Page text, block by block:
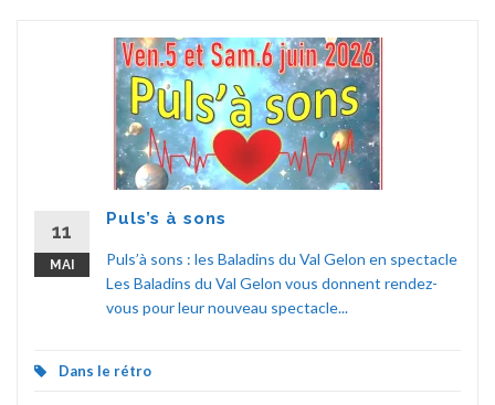
11
MAI
Puls’s à sons
Puls’à sons : les Baladins du Val Gelon en spectacle
Les Baladins du Val Gelon vous donnent rendez-
vous pour leur nouveau spectacle...
Dans le rétro